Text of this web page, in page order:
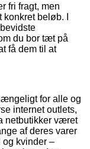
fri fragt, men
beløb. I
du bor tæt på
få dem til at
for alle og
internet outlets,
netbutikker været
af deres varer
kvinder –